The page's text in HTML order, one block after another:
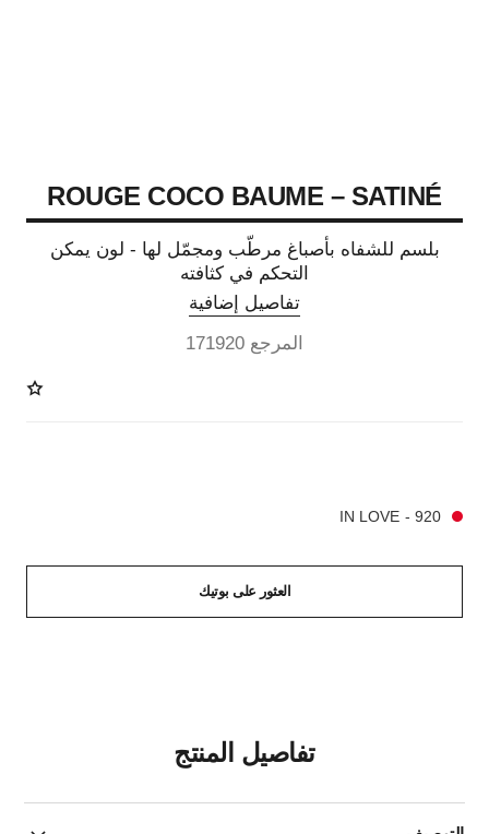
ROUGE COCO BAUME – SATINÉ
بلسم للشفاه بأصباغ مرطّب ومجمّل لها - لون يمكن
التحكم في كثافته
تفاصيل إضافية
المرجع 171920
920 - IN LOVE
العثور على بوتيك
تفاصيل المنتج